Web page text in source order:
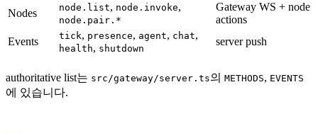
Nodes node.list, node.invoke,
node.pair.*
Gateway WS + node
actions
Events
tick, presence, agent, chat,
health, shutdown
server push
authoritative list는 src/gateway/server.ts의 METHODS, EVENTS
에 있습니다.